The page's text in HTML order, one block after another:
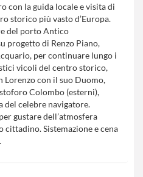
con la guida locale e visita di
storico più vasto d’Europa.
del porto Antico
progetto di Renzo Piano,
per continuare lungo i
vicoli del centro storico,
Lorenzo con il suo Duomo,
Colombo (esterni),
del celebre navigatore.
gustare dell’atmosfera
cittadino. Sistemazione e cena